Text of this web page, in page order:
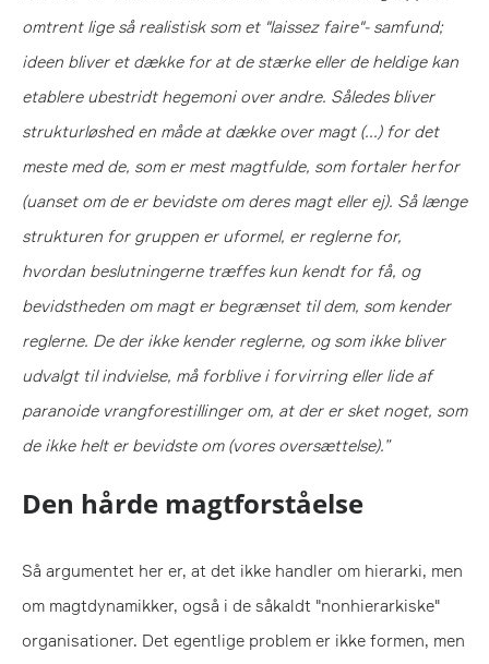
omtrent lige så realistisk som et "laissez faire"- samfund;
ideen bliver et dække for at de stærke eller de heldige kan
etablere ubestridt hegemoni over andre. Således bliver
strukturløshed en måde at dække over magt (...) for det
meste med de, som er mest magtfulde, som fortaler herfor
(uanset om de er bevidste om deres magt eller ej). Så længe
strukturen for gruppen er uformel, er reglerne for,
hvordan beslutningerne træffes kun kendt for få, og
bevidstheden om magt er begrænset til dem, som kender
reglerne. De der ikke kender reglerne, og som ikke bliver
udvalgt til indvielse, må forblive i forvirring eller lide af
paranoide vrangforestillinger om, at der er sket noget, som
de ikke helt er bevidste om (vores oversættelse).”
Den hårde magtforståelse
Så argumentet her er, at det ikke handler om hierarki, men
om magtdynamikker, også i de såkaldt "nonhierarkiske"
organisationer. Det egentlige problem er ikke formen, men